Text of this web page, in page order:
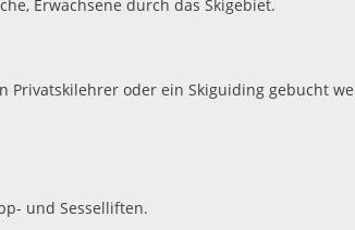
Erwachsene durch das Skigebiet.
Privatskilehrer oder ein Skiguiding gebucht
und Sesselliften.